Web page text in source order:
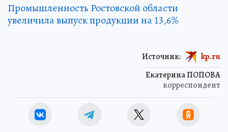
Промышленность Ростовской области
увеличила выпуск продукции на 13,6%
Екатерина ПОПОВА
корреспондент
Источник: kp.ru